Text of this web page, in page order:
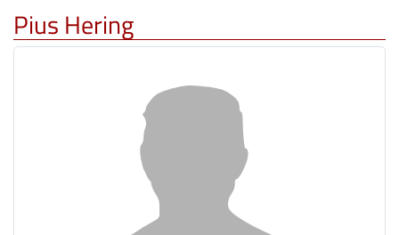
Pius Hering